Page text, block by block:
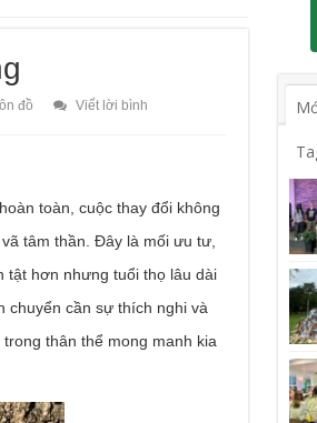
đồ
Viết lời bình
toàn, cuộc thay đổi không
tâm thần. Đây là mối ưu tư,
tật hơn nhưng tuổi thọ lâu dài
chuyển cần sự thích nghi và
thân thể mong manh kia